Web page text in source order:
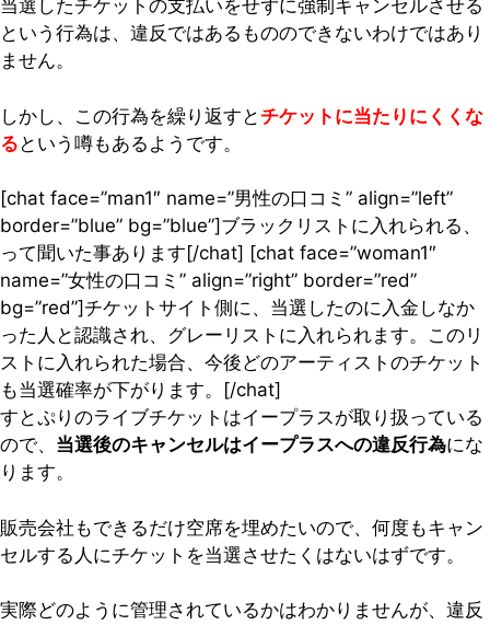
当選したチケットの支払いをせずに強制キャンセルさせる
という行為は、違反ではあるもののできないわけではあり
ません。
しかし、この行為を繰り返すとチケットに当たりにくくな
る という噂もあるようです。
[chat face=”man1″ name=”男性の口コミ” align=”left”
border=”blue” bg=”blue”]ブラックリストに入れられる、
って聞いた事あります[/chat] [chat face=”woman1″
name=”女性の口コミ” align=”right” border=”red”
bg=”red”]チケットサイト側に、当選したのに入金しなか
った人と認識され、グレーリストに入れられます。このリ
ストに入れられた場合、今後どのアーティストのチケット
も当選確率が下がります。[/chat]
すとぷりのライブチケットはイープラスが取り扱っている
ので、 当選後のキャンセルはイープラスへの違反行為にな
ります。
販売会社もできるだけ空席を埋めたいので、何度もキャン
セルする人にチケットを当選させたくはないはずです。
実際どのように管理されているかはわかりませんが、違反